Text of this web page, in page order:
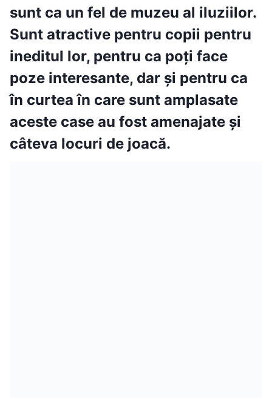
sunt ca un fel de muzeu al iluziilor.
Sunt atractive pentru copii pentru
ineditul lor, pentru ca poți face
poze interesante, dar și pentru ca
în curtea în care sunt amplasate
aceste case au fost amenajate și
câteva locuri de joacă.